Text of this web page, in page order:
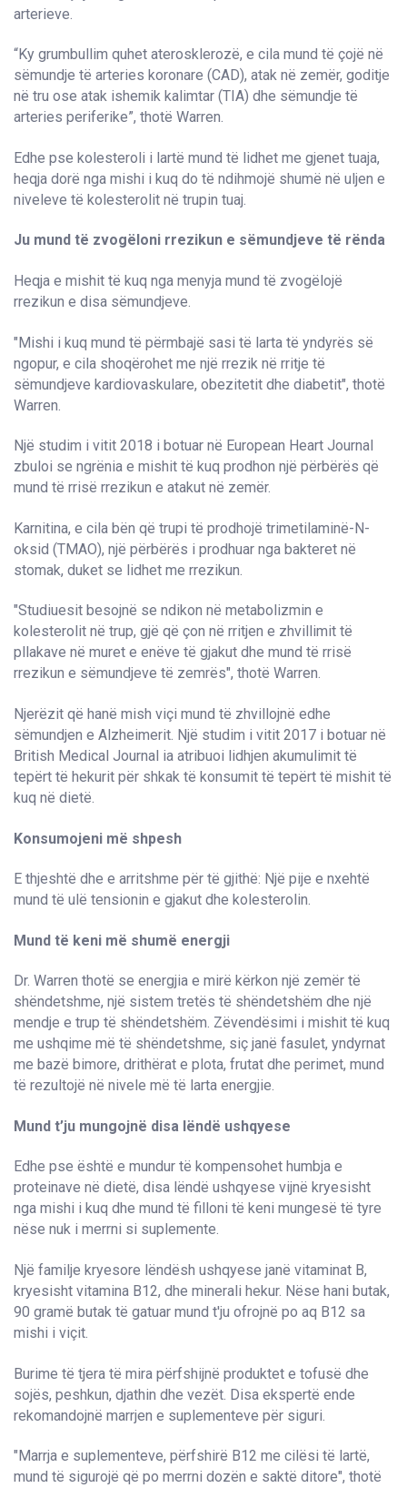
arterieve.
“Ky grumbullim quhet aterosklerozë, e cila mund të çojë në
sëmundje të arteries koronare (CAD), atak në zemër, goditje
në tru ose atak ishemik kalimtar (TIA) dhe sëmundje të
arteries periferike”, thotë Warren.
Edhe pse kolesteroli i lartë mund të lidhet me gjenet tuaja,
heqja dorë nga mishi i kuq do të ndihmojë shumë në uljen e
niveleve të kolesterolit në trupin tuaj.
Ju mund të zvogëloni rrezikun e sëmundjeve të rënda
Heqja e mishit të kuq nga menyja mund të zvogëlojë
rrezikun e disa sëmundjeve.
"Mishi i kuq mund të përmbajë sasi të larta të yndyrës së
ngopur, e cila shoqërohet me një rrezik në rritje të
sëmundjeve kardiovaskulare, obezitetit dhe diabetit", thotë
Warren.
Një studim i vitit 2018 i botuar në European Heart Journal
zbuloi se ngrënia e mishit të kuq prodhon një përbërës që
mund të rrisë rrezikun e atakut në zemër.
Karnitina, e cila bën që trupi të prodhojë trimetilaminë-N-
oksid (TMAO), një përbërës i prodhuar nga bakteret në
stomak, duket se lidhet me rrezikun.
"Studiuesit besojnë se ndikon në metabolizmin e
kolesterolit në trup, gjë që çon në rritjen e zhvillimit të
pllakave në muret e enëve të gjakut dhe mund të rrisë
rrezikun e sëmundjeve të zemrës", thotë Warren.
Njerëzit që hanë mish viçi mund të zhvillojnë edhe
sëmundjen e Alzheimerit. Një studim i vitit 2017 i botuar në
British Medical Journal ia atribuoi lidhjen akumulimit të
tepërt të hekurit për shkak të konsumit të tepërt të mishit të
kuq në dietë.
Konsumojeni më shpesh
E thjeshtë dhe e arritshme për të gjithë: Një pije e nxehtë
mund të ulë tensionin e gjakut dhe kolesterolin.
Mund të keni më shumë energji
Dr. Warren thotë se energjia e mirë kërkon një zemër të
shëndetshme, një sistem tretës të shëndetshëm dhe një
mendje e trup të shëndetshëm. Zëvendësimi i mishit të kuq
me ushqime më të shëndetshme, siç janë fasulet, yndyrnat
me bazë bimore, drithërat e plota, frutat dhe perimet, mund
të rezultojë në nivele më të larta energjie.
Mund t’ju mungojnë disa lëndë ushqyese
Edhe pse është e mundur të kompensohet humbja e
proteinave në dietë, disa lëndë ushqyese vijnë kryesisht
nga mishi i kuq dhe mund të filloni të keni mungesë të tyre
nëse nuk i merrni si suplemente.
Një familje kryesore lëndësh ushqyese janë vitaminat B,
kryesisht vitamina B12, dhe minerali hekur. Nëse hani butak,
90 gramë butak të gatuar mund t'ju ofrojnë po aq B12 sa
mishi i viçit.
Burime të tjera të mira përfshijnë produktet e tofusë dhe
sojës, peshkun, djathin dhe vezët. Disa ekspertë ende
rekomandojnë marrjen e suplementeve për siguri.
"Marrja e suplementeve, përfshirë B12 me cilësi të lartë,
mund të sigurojë që po merrni dozën e saktë ditore", thotë